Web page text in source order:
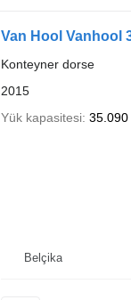
Van Hool Vanhool
Konteyner dorse
2015
Yük kapasitesi 35.090
Belçika